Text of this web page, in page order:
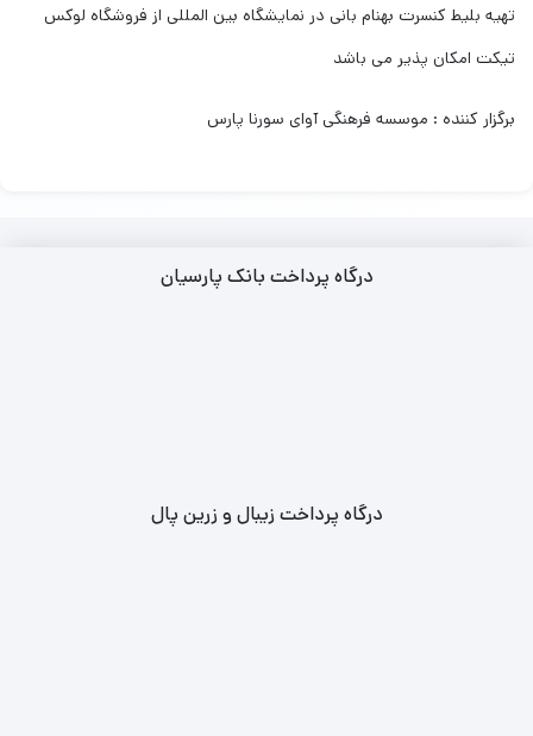
تهیه بلیط کنسرت بهنام بانی در نمایشگاه بین المللی از فروشگاه لوکس
تیکت امکان پذیر می باشد
برگزار کننده : موسسه فرهنگی آوای سورنا پارس
درگاه پرداخت بانک پارسیان
درگاه پرداخت زیبال و زرین پال